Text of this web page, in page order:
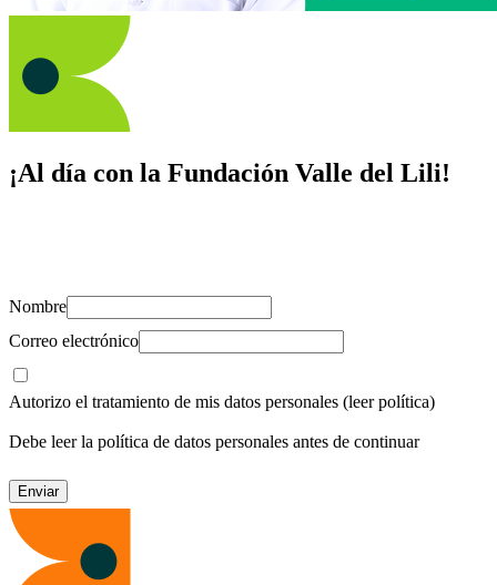
¡Al día con la Fundación Valle del Lili!
Nombre
Correo electrónico
Autorizo el tratamiento de mis datos personales (leer política)
Debe leer la política de datos personales antes de continuar